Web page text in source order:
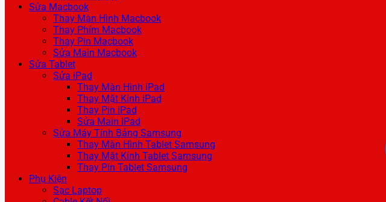
Sửa Macbook
Thay Màn Hình Macbook
Thay Phím Macbook
Thay Pin Macbook
Sửa Main Macbook
Sửa Tablet
Sửa iPad
Thay Màn Hình iPad
Thay Mặt Kính iPad
Thay Pin iPad
Sửa Main iPad
Sửa Máy Tính Bảng Samsung
Thay Màn Hình Tablet Samsung
Thay Mặt Kính Tablet Samsung
Thay Pin Tablet Samsung
Phụ Kiện
Sạc Laptop